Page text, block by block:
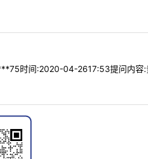
时间:2020-04-2617:53提问内容